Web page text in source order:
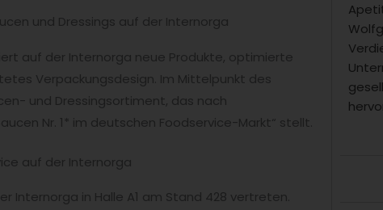
und Dressings auf der Internorga
auf der Internorga neue Produkte, optimierte
Verpackungsdesign. Im Mittelpunkt des
und Dressingsortiment, das nach
Nr. 1* im deutschen Foodservice-Markt“ stellt.
auf der Internorga
Internorga in Halle A1 am Stand 428 vertreten.